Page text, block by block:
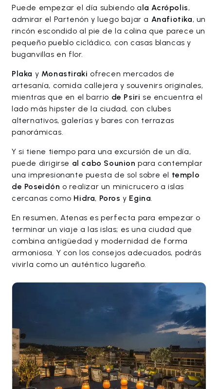
Puede empezar el día subiendo a la Acrópolis,
admirar el Partenón y luego bajar a Anafiotika, un
rincón escondido al pie de la colina que parece un
pequeño pueblo cicládico, con casas blancas y
buganvillas en flor.
Plaka y Monastiraki ofrecen mercados de
artesanía, comida callejera y souvenirs originales,
mientras que en el barrio de Psiri se encuentra el
lado más hipster de la ciudad, con clubes
alternativos, galerías y bares con terrazas
panorámicas.
Y si tiene tiempo para una excursión de un día,
puede dirigirse al cabo Sounion para contemplar
una impresionante puesta de sol sobre el templo
de Poseidón o realizar un minicrucero a islas
cercanas como Hidra, Poros y Egina.
En resumen, Atenas es perfecta para empezar o
terminar un viaje a las islas; es una ciudad que
combina antigüedad y modernidad de forma
armoniosa. Y con los consejos adecuados, podrás
vivirla como un auténtico lugareño.